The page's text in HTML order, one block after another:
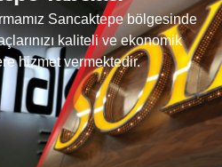
Sancaktepe bölgesinde
kaliteli ve ekonomik
hizmet vermektedir.